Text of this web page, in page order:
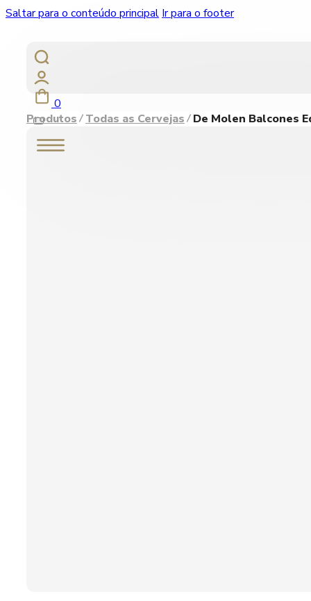
Saltar para o conteúdo principal Ir para o footer
0
Produtos
Todas as Cervejas De Molen Balcones